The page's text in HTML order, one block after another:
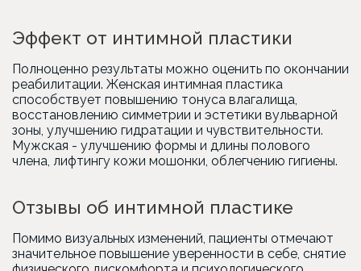
Эффект от интимной пластики
Полноценно результаты можно оценить по окончании
реабилитации. Женская интимная пластика
способствует повышению тонуса влагалища,
восстановлению симметрии и эстетики вульварной
зоны, улучшению гидратации и чувствительности.
Мужская - улучшению формы и длины полового
члена, лифтингу кожи мошонки, облегчению гигиены.
Отзывы об интимной пластике
Помимо визуальных изменений, пациенты отмечают
значительное повышение уверенности в себе, снятие